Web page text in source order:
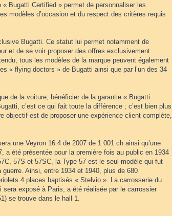
Bugatti Certified » permet de personnaliser les
modèles d’occasion et du respect des critères requis
Bugatti. Ce statut lui permet notamment de
et de se voir proposer des offres exclusivement
tous les modèles de la marque peuvent également
« flying doctors » de Bugatti ainsi que par l’un des 34
de la voiture, bénéficier de la garantie « Bugatti
c’est ce qui fait toute la différence ; c’est bien plus
objectif est de proposer une expérience client complète,
une Veyron 16.4 de 2007 de 1 001 ch ainsi qu’une
a été présentée pour la première fois au public en 1934
57S et 57SC, la Type 57 est le seul modèle qui fut
Ainsi, entre 1934 et 1940, plus de 680
4 places baptisés « Stelvio ». La carrosserie du
exposé à Paris, a été réalisée par le carrossier
se trouve dans le hall 1.